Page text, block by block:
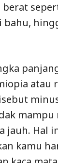
berat
bahu,
atau
jauh. Hal
kamu